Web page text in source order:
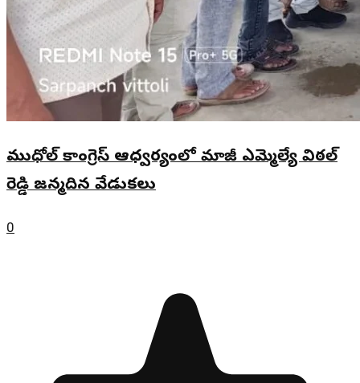
ముధోల్ కాంగ్రెస్ ఆధ్వర్యంలో మాజీ ఎమ్మెల్యే విఠల్
రెడ్డి జన్మదిన వేడుకలు
0